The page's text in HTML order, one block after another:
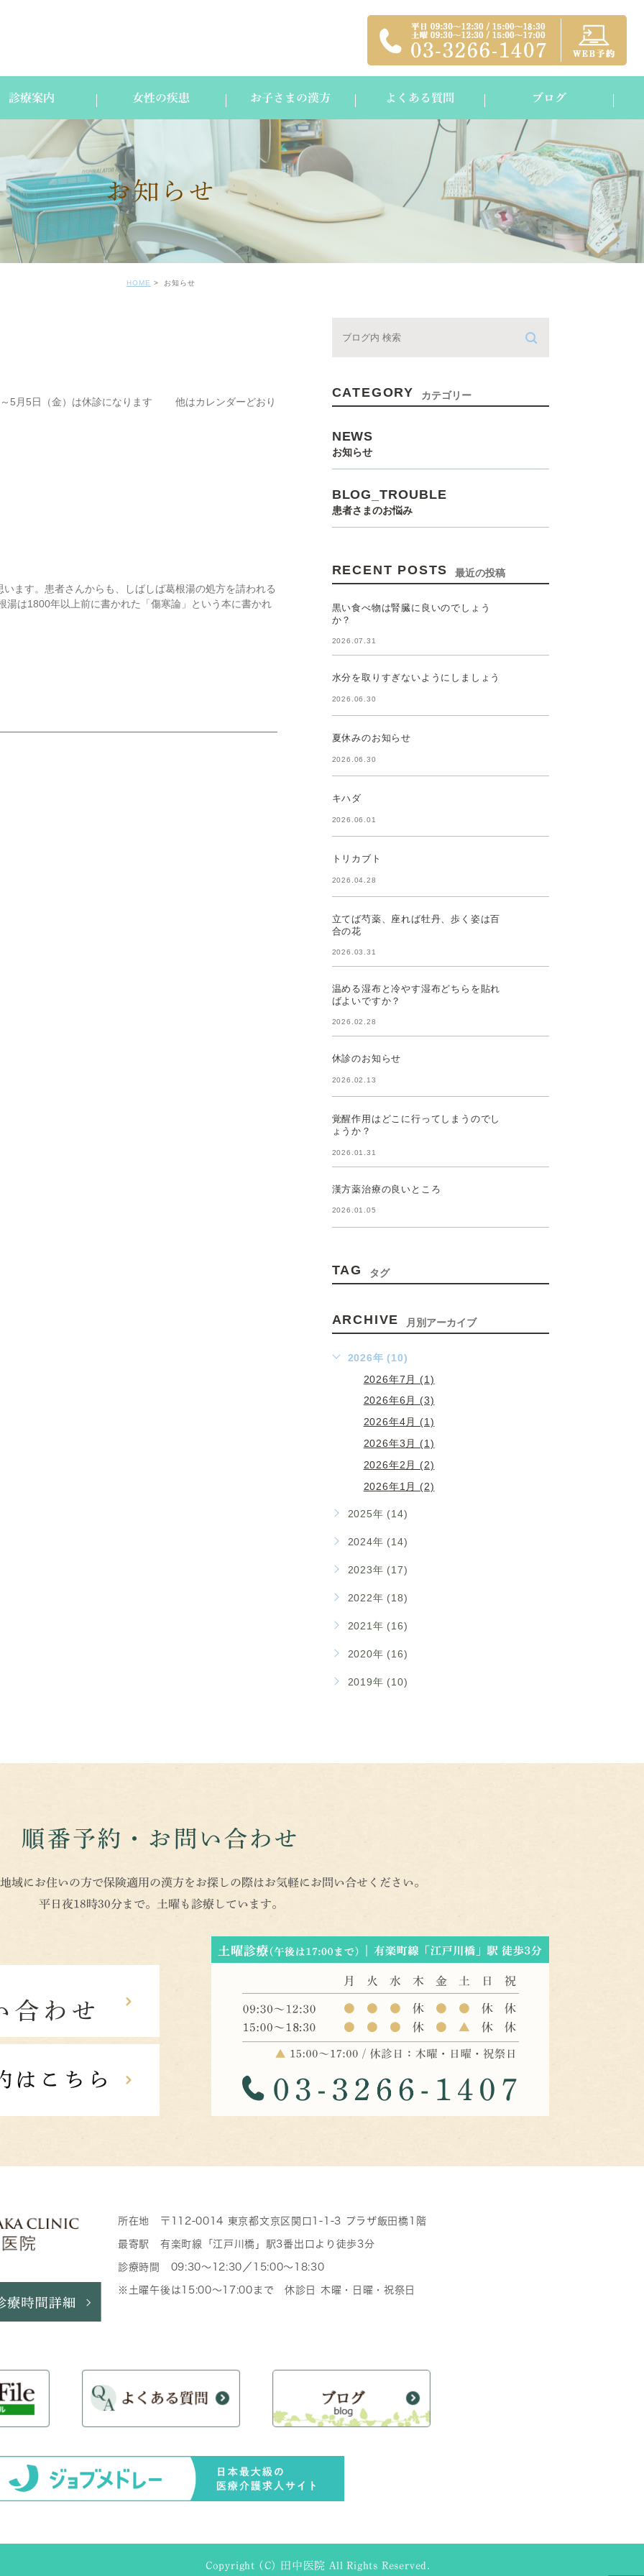
診療案内 女性の疾患 お子さまの漢方 よくある質問 ブログ
お知らせ
HOME お知らせ
5日（金）は休診になります 他はカレンダーどおり
ます。患者さんからも、しばしば葛根湯の処方を請われる
湯は1800年以上前に書かれた「傷寒論」という本に書かれ
CATEGORY カテゴリー
NEWS
お知らせ
BLOG_TROUBLE
患者さまのお悩み
RECENT POSTS 最近の投稿
黒い食べ物は腎臓に良いのでしょう
か？
2026.07.31
水分を取りすぎないようにしましょう
2026.06.30
夏休みのお知らせ
2026.06.30
キハダ
2026.06.01
トリカブト
2026.04.28
立てば芍薬、座れば牡丹、歩く姿は百
合の花
2026.03.31
温める湿布と冷やす湿布どちらを貼れ
ばよいですか？
2026.02.28
休診のお知らせ
2026.02.13
覚醒作用はどこに行ってしまうのでし
ょうか？
2026.01.31
漢方薬治療の良いところ
2026.01.05
TAG タグ
ARCHIVE 月別アーカイブ
2026年 (10)
2026年7月 (1)
2026年6月 (3)
2026年4月 (1)
2026年3月 (1)
2026年2月 (2)
2026年1月 (2)
2025年 (14)
2024年 (14)
2023年 (17)
2022年 (18)
2021年 (16)
2020年 (16)
2019年 (10)
順番予約・お問い合わせ
域にお住いの方で保険適用の漢方をお探しの際はお気軽にお問い合せください。
平日夜18時30分まで。土曜も診療しています。
所在地 〒112-0014 東京都文京区関口1-1-3 プラザ飯田橋1階
最寄駅 有楽町線「江戸川橋」駅3番出口より徒歩3分
診療時間 09:30～12:30／15:00～18:30
※土曜午後は15:00～17:00まで 休診日 木曜・日曜・祝祭日
Copyright (C) 田中医院 All Rights Reserved.